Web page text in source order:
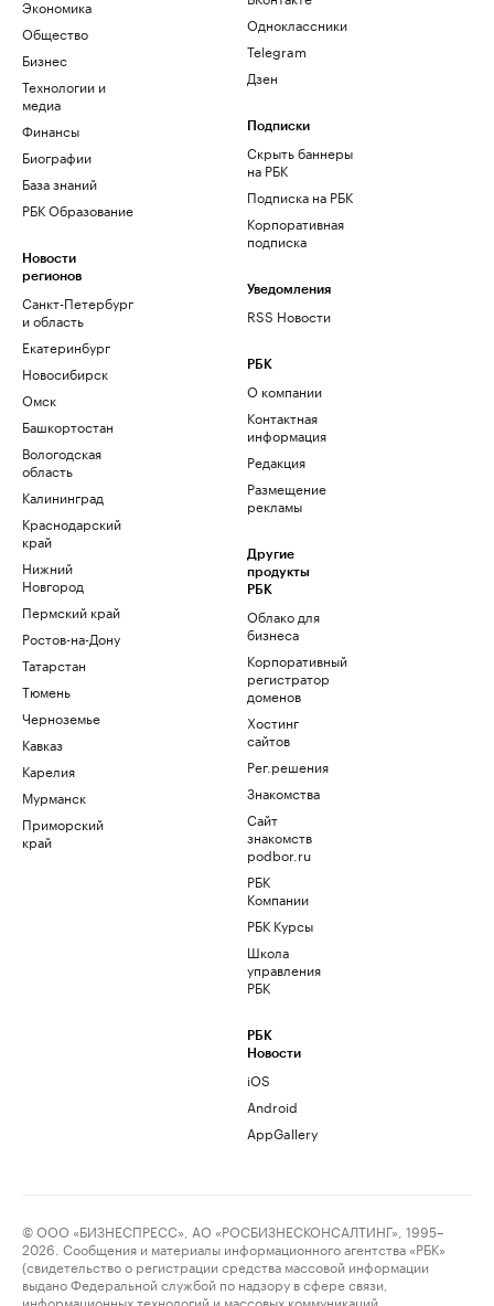
Экономика
Общество
Бизнес
Технологии и
медиа
Финансы
Биографии
База знаний
РБК Образование
Новости
регионов
Санкт-Петербург
и область
Екатеринбург
Новосибирск
Омск
Башкортостан
Вологодская
область
Калининград
Краснодарский
край
Нижний
Новгород
Пермский край
Ростов-на-Дону
Татарстан
Тюмень
Черноземье
Кавказ
Карелия
Мурманск
Приморский
край
Одноклассники
Telegram
Дзен
Подписки
Скрыть баннеры
на РБК
Подписка на РБК
Корпоративная
подписка
Уведомления
RSS Новости
РБК
О компании
Контактная
информация
Редакция
Размещение
рекламы
Другие
продукты
РБК
Облако для
бизнеса
Корпоративный
регистратор
доменов
Хостинг
сайтов
Рег.решения
Знакомства
Сайт
знакомств
podbor.ru
РБК
Компании
РБК Курсы
Школа
управления
РБК
РБК
Новости
iOS
Android
AppGallery
© ООО «БИЗНЕСПРЕСС», АО «РОСБИЗНЕСКОНСАЛТИНГ», 1995–
2026. Сообщения и материалы информационного агентства «РБК»
(свидетельство о регистрации средства массовой информации
выдано Федеральной службой по надзору в сфере связи,
информационных технологий и массовых коммуникаций